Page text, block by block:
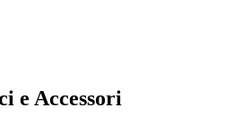
e Accessori